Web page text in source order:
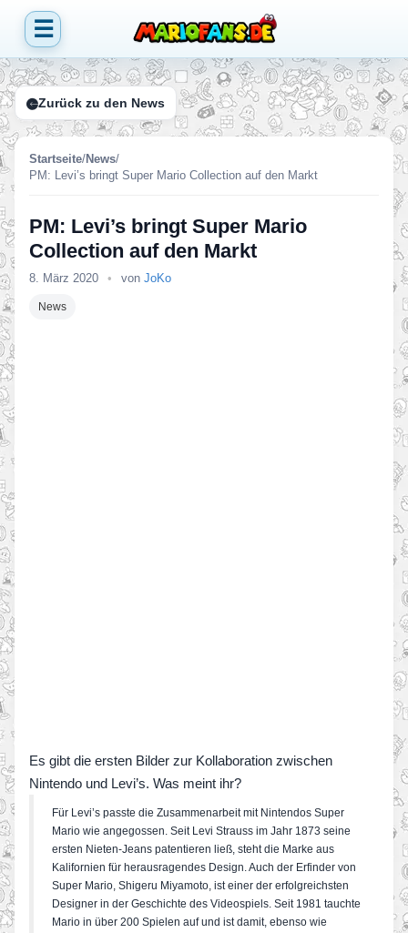
☰
Zurück zu den News
Startseite/News/
PM: Levi’s bringt Super Mario Collection auf den Markt
PM: Levi’s bringt Super Mario
Collection auf den Markt
8. März 2020 • von JoKo
News
Es gibt die ersten Bilder zur Kollaboration zwischen
Nintendo und Levi’s. Was meint ihr?
Für Levi’s passte die Zusammenarbeit mit Nintendos Super
Mario wie angegossen. Seit Levi Strauss im Jahr 1873 seine
ersten Nieten-Jeans patentieren ließ, steht die Marke aus
Kalifornien für herausragendes Design. Auch der Erfinder von
Super Mario, Shigeru Miyamoto, ist einer der erfolgreichsten
Designer in der Geschichte des Videospiels. Seit 1981 tauchte
Mario in über 200 Spielen auf und ist damit, ebenso wie